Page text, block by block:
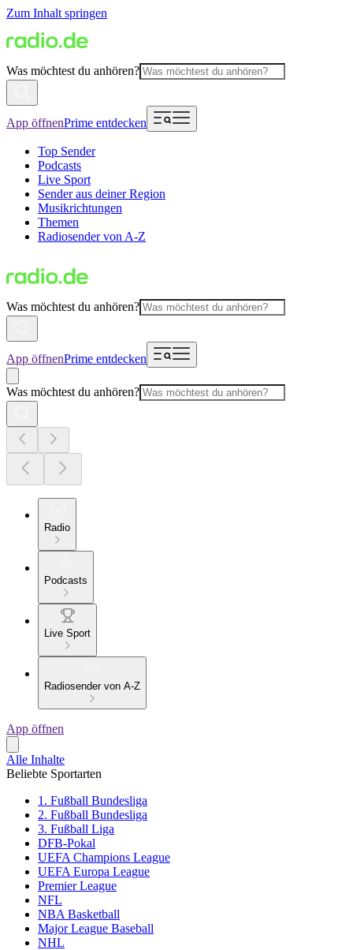
Zum Inhalt springen
Was möchtest du anhören?
App öffnenPrime entdecken
Top Sender
Podcasts
Live Sport
Sender aus deiner Region
Musikrichtungen
Themen
Radiosender von A-Z
Was möchtest du anhören?
App öffnenPrime entdecken
Was möchtest du anhören?
Radio
Podcasts
Live Sport
Radiosender von A-Z
App öffnen
Alle Inhalte
Beliebte Sportarten
1. Fußball Bundesliga
2. Fußball Bundesliga
3. Fußball Liga
DFB-Pokal
UEFA Champions League
UEFA Europa League
Premier League
NFL
NBA Basketball
Major League Baseball
NHL